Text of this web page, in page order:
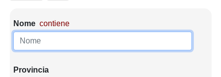
Nome contiene
Provincia